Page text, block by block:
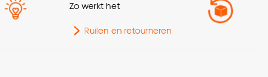
Zo werkt het
Ruilen en retourneren